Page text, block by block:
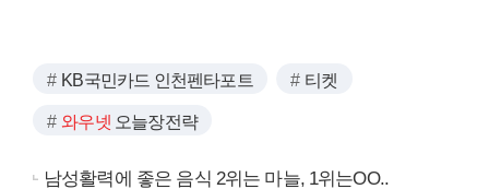
KB국민카드 인천펜타포트 티켓
와우넷 오늘장전략
남성활력에 좋은 음식 2위는 마늘, 1위는OO..